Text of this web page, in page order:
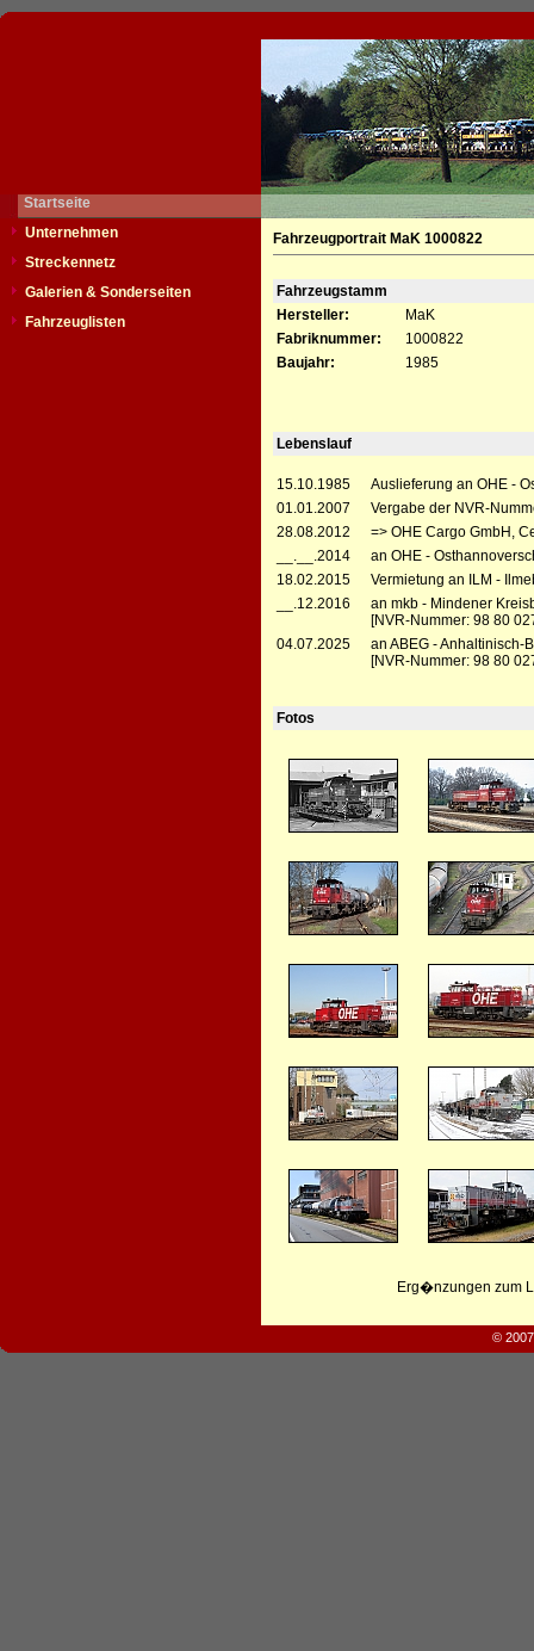
Startseite
Unternehmen
Streckennetz
Galerien & Sonderseiten
Fahrzeuglisten
Fahrzeugportrait MaK 1000822
Fahrzeugstamm
Hersteller:
MaK
Fabriknummer:
1000822
Baujahr:
1985
Lebenslauf
15.10.1985
Auslieferung an OHE -
01.01.2007
Vergabe der NVR-
28.08.2012
=> OHE Cargo GmbH,
__.__.2014
an OHE -
18.02.2015
Vermietung an ILM -
__.12.2016
an mkb - Mindener
[NVR-Nummer: 98 80
04.07.2025
an ABEG - Anhaltinisch-
[NVR-Nummer: 98 80
Fotos
Erg�nzungen zum
©